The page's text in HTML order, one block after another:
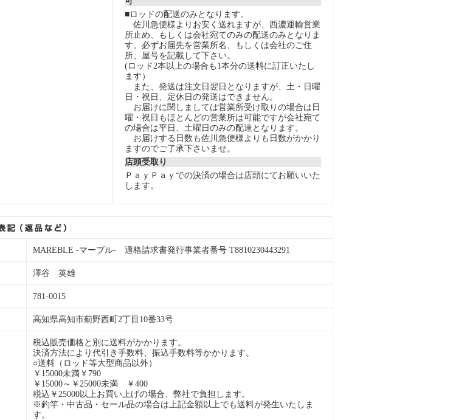
■ロッドの配送のみとなります。
佐川急便様よりお安く送れますが、西濃運輸営業
所止め、もしくは会社宛てのみの配送のみとなりま
す。必ずお届先を営業所名、もしくは会社のご住
所、屋号を記載して下さい。
(ロッド2本以上の場合も1本分の送料に訂正いたし
ます）
また、発送は注文日翌日となりますが、土・日曜
日・祝日、定休日の発送はできません。
お届けに関しましては営業所受け取りの場合は日
曜・祝日もほとんどの営業所は可能ですが会社宛て
の場合は平日、土曜日のみの配達となります。
お届けする日数も佐川急便様よりも日数がかかり
ますのでご了承下さいませ。
店頭受取り
ＰａｙＰａｙでの決済の場合は店頭にてお願いいた
します。
MAREBLE -マーブル- 適格請求書発行事業者番号 T8810230443291
澤谷 英雄
781-0015
高知県高知市薊野西町2丁目10番33号
税込販売価格と別に送料がかかります。
決済方法により代引き手数料、振込手数料等かかります。
○送料（ロッド等大型商品以外）
￥15000未満￥790
￥15000～￥25000未満 ￥400
税込￥25000以上お買い上げの場合、弊社で負担します。
※釣竿・中古品・セール品の場合は上記金額以上でも送料が発生いたしま
す。